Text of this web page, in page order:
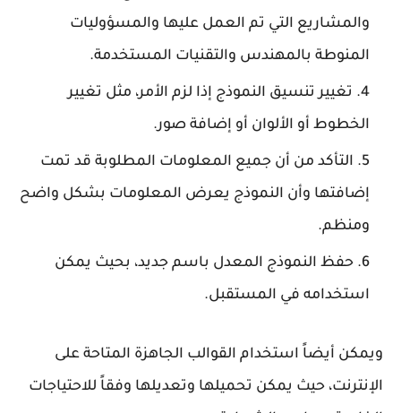
والمشاريع التي تم العمل عليها والمسؤوليات
المنوطة بالمهندس والتقنيات المستخدمة.
تغيير تنسيق النموذج إذا لزم الأمر، مثل تغيير
الخطوط أو الألوان أو إضافة صور.
التأكد من أن جميع المعلومات المطلوبة قد تمت
إضافتها وأن النموذج يعرض المعلومات بشكل واضح
ومنظم.
حفظ النموذج المعدل باسم جديد، بحيث يمكن
استخدامه في المستقبل.
ويمكن أيضاً استخدام القوالب الجاهزة المتاحة على
الإنترنت، حيث يمكن تحميلها وتعديلها وفقاً للاحتياجات